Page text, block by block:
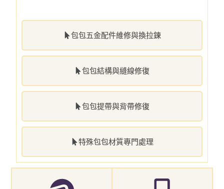
包包五金配件維修與換拉鍊
包包結構與縫線修復
包包提帶與背帶修復
特殊包包材質專門處理